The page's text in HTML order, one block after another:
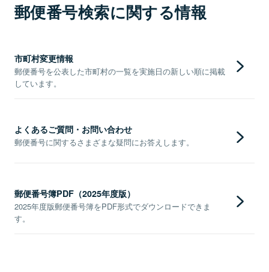
郵便番号検索に関する情報
市町村変更情報
郵便番号を公表した市町村の一覧を実施日の新しい順に掲載
しています。
よくあるご質問・お問い合わせ
郵便番号に関するさまざまな疑問にお答えします。
郵便番号簿PDF（2025年度版）
2025年度版郵便番号簿をPDF形式でダウンロードできま
す。